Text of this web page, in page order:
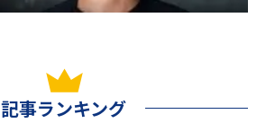
記事ランキング